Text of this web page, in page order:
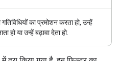
का प्रमोशन करता हो, उन्हें
हो या उन्हें बढ़ावा देता हो.